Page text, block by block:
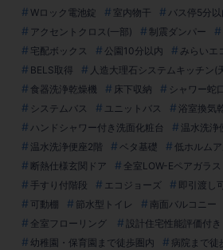
Wロック電池錠
室内物干
バス停5分以
アクセントクロス(一部)
制震ダンパー
宅配ボックス
公園10分以内
みらいエ
BELS取得
人造大理石システムキッチン(
食器洗浄乾燥機
床下収納 シャワー蛇
システムバス
ユニットバス 浴室換気
ハンドシャワー付き洗面化粧台
温水洗浄
温水洗浄便座2階
ベタ基礎 低ホルム
断熱仕様玄関ドア
全室LOW-Eペアガラス
手すり付階段
エコジョーズ 即引渡し
可動棚
節水型トイレ 南面バルコニー
全室フローリング
設計住宅性能評価付き
幼稚園・保育園まで徒歩圏内
病院まで徒